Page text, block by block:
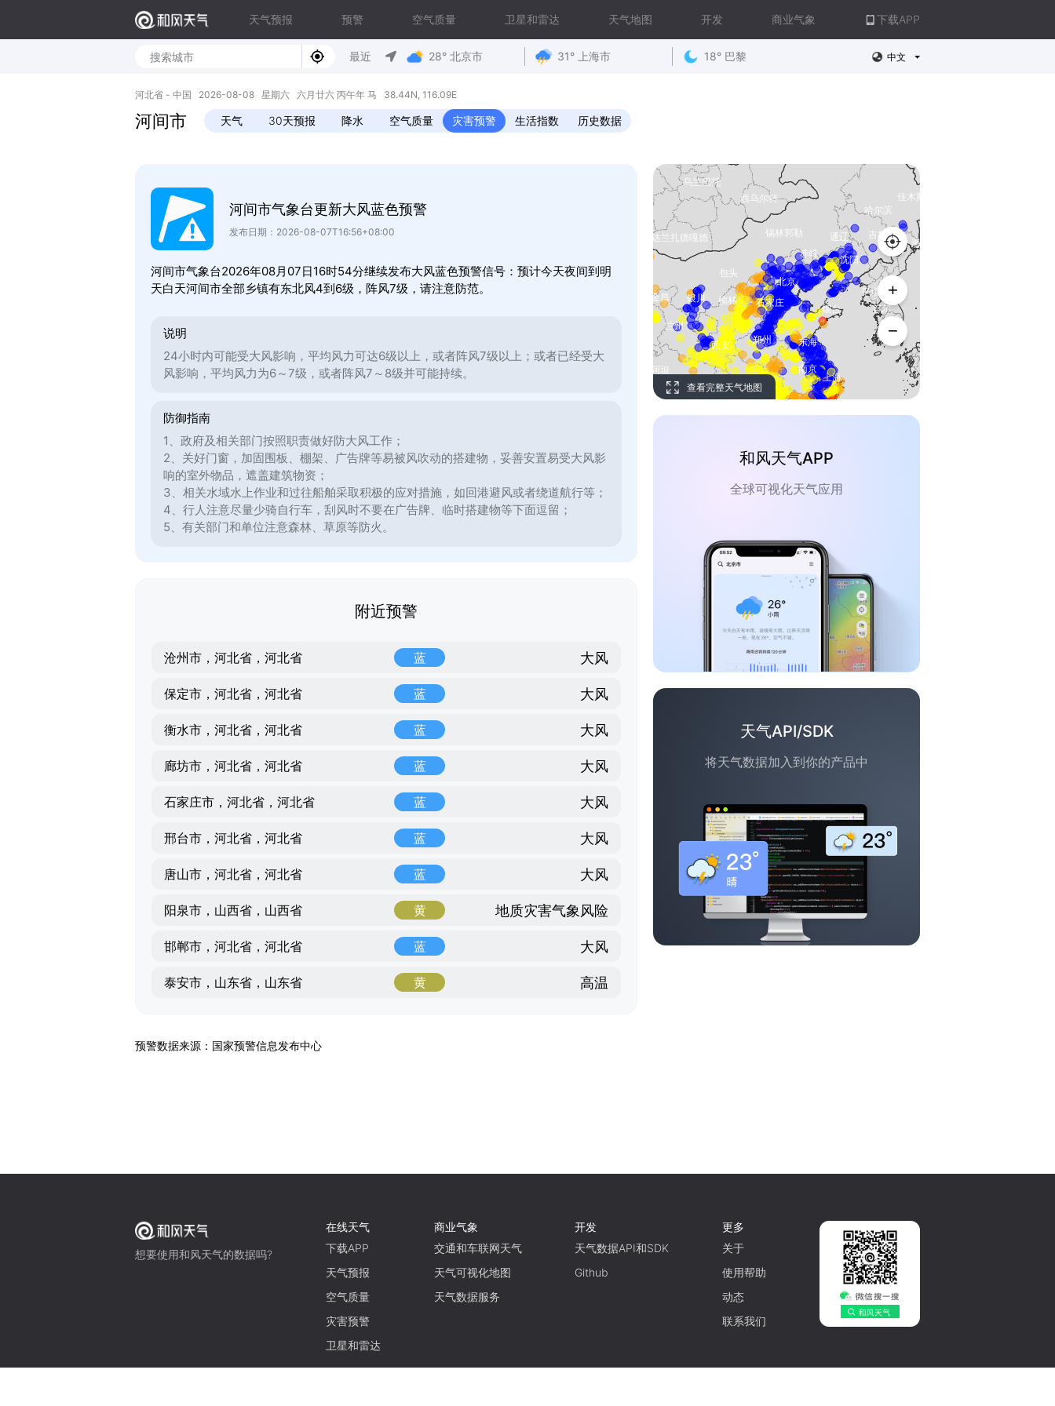
天气预报 预警 空气质量 卫星和雷达 天气地图 开发 商业气象 下载APP
最近 28° 北京市 31° 上海市 18° 巴黎 中文
河北省 - 中国 2026-08-08 星期六 六月廿六 丙午年 马 38.44N, 116.09E
河间市 天气 30天预报 降水 空气质量 灾害预警 生活指数 历史数据
河间市气象台更新大风蓝色预警
发布日期：2026-08-07T16:56+08:00
河间市气象台2026年08月07日16时54分继续发布大风蓝色预警信号：预计今天夜间到明
天白天河间市全部乡镇有东北风4到6级，阵风7级，请注意防范。
说明
24小时内可能受大风影响，平均风力可达6级以上，或者阵风7级以上；或者已经受大
风影响，平均风力为6～7级，或者阵风7～8级并可能持续。
防御指南
1、政府及相关部门按照职责做好防大风工作；
2、关好门窗，加固围板、棚架、广告牌等易被风吹动的搭建物，妥善安置易受大风影
响的室外物品，遮盖建筑物资；
3、相关水域水上作业和过往船舶采取积极的应对措施，如回港避风或者绕道航行等；
4、行人注意尽量少骑自行车，刮风时不要在广告牌、临时搭建物等下面逗留；
5、有关部门和单位注意森林、草原等防火。
附近预警
沧州市，河北省，河北省 蓝 大风
保定市，河北省，河北省 蓝 大风
衡水市，河北省，河北省 蓝 大风
廊坊市，河北省，河北省 蓝 大风
石家庄市，河北省，河北省 蓝 大风
邢台市，河北省，河北省 蓝 大风
唐山市，河北省，河北省 蓝 大风
阳泉市，山西省，山西省 黄 地质灾害气象风险
邯郸市，河北省，河北省 蓝 大风
泰安市，山东省，山东省 黄 高温
查看完整天气地图
和风天气APP
全球可视化天气应用
天气API/SDK
将天气数据加入到你的产品中
预警数据来源：国家预警信息发布中心
想要使用和风天气的数据吗?
在线天气
下载APP
天气预报
空气质量
灾害预警
卫星和雷达
商业气象
交通和车联网天气
天气可视化地图
天气数据服务
开发
天气数据API和SDK
Github
更多
关于
使用帮助
动态
联系我们